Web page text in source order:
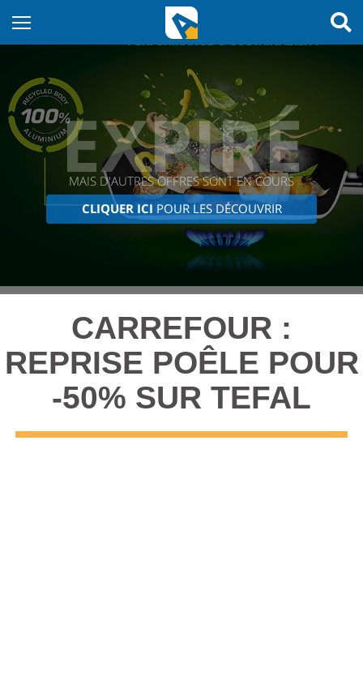
EXPIRÉ
MAIS D'AUTRES OFFRES SONT EN COURS
CLIQUER ICI POUR LES DÉCOUVRIR
CARREFOUR :
REPRISE POÊLE POUR
-50% SUR TEFAL